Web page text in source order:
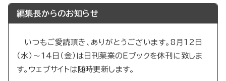
編集長からのお知らせ
いつもご愛読頂き、ありがとうございます。8月12日
（水）～14日（金）は日刊薬業のEブックを休刊に致しま
す。ウェブサイトは随時更新します。